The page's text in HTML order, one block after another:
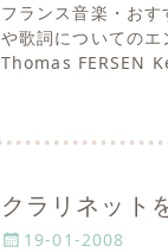
s
t
e
n
フランス音楽・お
や歌詞についての
Thomas FERSEN
クラリネット
P 19-01-2008